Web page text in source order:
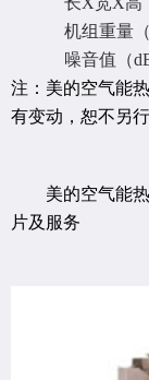
机组重量（
噪音值（
注：美的空气能
有变动，恕不另行
美的空气能热
片及服务